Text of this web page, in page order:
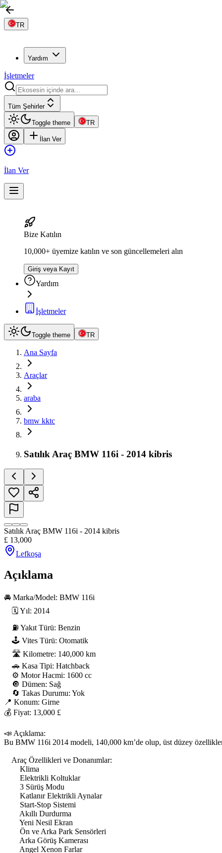
TR
Yardım
İşletmeler
Tüm Şehirler
Toggle theme TR
İlan Ver
İlan Ver
Bize Katılın
10,000+ üyemize katılın ve son güncellemeleri alın
Giriş veya Kayıt
Yardım
İşletmeler
Toggle theme TR
Ana Sayfa
Araçlar
araba
bmw kktc
Satılık Araç BMW 116i - 2014 kibris
Satılık Araç BMW 116i - 2014 kibris
£ 13,000
Lefkoşa
Açıklama
🚘 Marka/Model: BMW 116i
    🗓 Yıl: 2014
    ⛽ Yakıt Türü: Benzin
    🕹 Vites Türü: Otomatik
    🛣 Kilometre: 140,000 km
    🚗 Kasa Tipi: Hatchback
    ⚙️ Motor Hacmi: 1600 cc
    🔘 Dümen: Sağ
    🔄 Takas Durumu: Yok
📍 Konum: Girne
💰 Fiyat: 13,000 £
📣 Açıklama:
Bu BMW 116i 2014 modeli, 140,000 km’de olup, üst düzey
    Araç Özellikleri ve Donanımlar:
        Klima
        Elektrikli Koltuklar
        3 Sürüş Modu
        Katlanır Elektrikli Aynalar
        Start-Stop Sistemi
        Akıllı Durdurma
        Yeni Nesil Ekran
        Ön ve Arka Park Sensörleri
        Arka Görüş Kamerası
        Angel Xenon Farlar